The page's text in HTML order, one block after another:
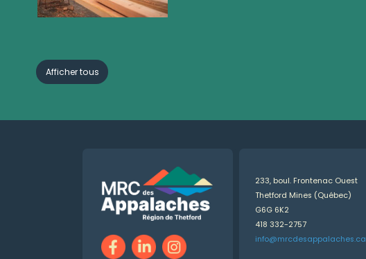
Afficher tous
233, boul. Frontenac Ouest
Thetford Mines (Québec)
G6G 6K2
418 332-2757
info@mrcdesappalaches.ca